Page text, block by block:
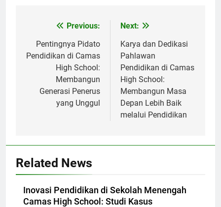
Navigasi
pos
Previous:
Pentingnya Pidato
Pendidikan di Camas
High School:
Membangun
Generasi Penerus
yang Unggul
Next:
Karya dan Dedikasi
Pahlawan
Pendidikan di Camas
High School:
Membangun Masa
Depan Lebih Baik
melalui Pendidikan
Related News
Inovasi Pendidikan di Sekolah Menengah
Camas High School: Studi Kasus